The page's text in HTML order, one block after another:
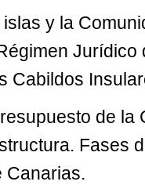
islas y la
Cabildos
de
Fases
Canarias.